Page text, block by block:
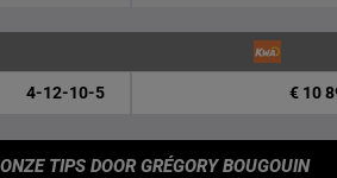
4-12-10-5 € 10
ONZE TIPS DOOR GRÉGORY BOUGOUIN